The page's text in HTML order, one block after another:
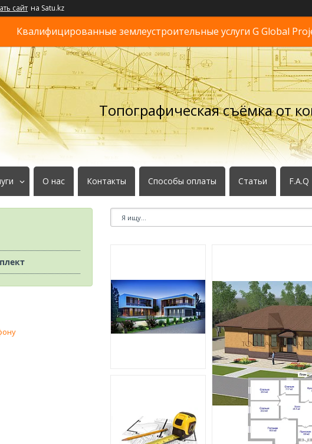
сайт на Satu.kz
Квалифицированные землеустроительные услуги G Global
Топографическая съёмка от
О нас Контакты Способы оплаты Статьи F.A.Q